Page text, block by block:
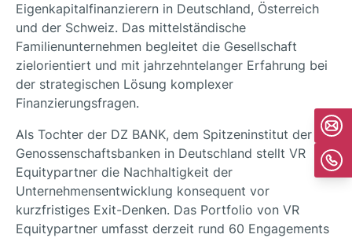
Eigenkapitalfinanzierern in Deutschland, Österreich
und der Schweiz. Das mittelständische
Familienunternehmen begleitet die Gesellschaft
zielorientiert und mit jahrzehntelanger Erfahrung bei
der strategischen Lösung komplexer
Finanzierungsfragen.
Als Tochter der DZ BANK, dem Spitzeninstitut der
Genossenschaftsbanken in Deutschland stellt VR
Equitypartner die Nachhaltigkeit der
Unternehmensentwicklung konsequent vor
kurzfristiges Exit-Denken. Das Portfolio von VR
Equitypartner umfasst derzeit rund 60 Engagements